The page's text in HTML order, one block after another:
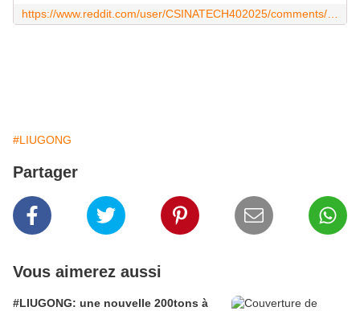
#LIUGONG
Partager
Vous aimerez aussi
#LIUGONG: une nouvelle 200tons à